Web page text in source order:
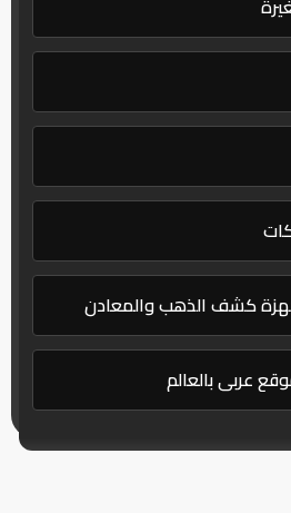
كشف الذهب والمعادن
عربي بالعالم